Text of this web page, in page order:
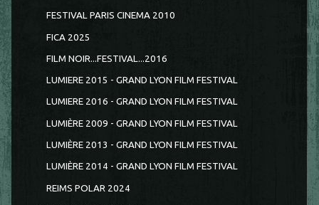
FESTIVAL PARIS CINEMA 2010
FICA 2025
FILM NOIR...FESTIVAL...2016
LUMIERE 2015 - GRAND LYON FILM FESTIVAL
LUMIERE 2016 - GRAND LYON FILM FESTIVAL
LUMIÈRE 2009 - GRAND LYON FILM FESTIVAL
LUMIÈRE 2013 - GRAND LYON FILM FESTIVAL
LUMIÈRE 2014 - GRAND LYON FILM FESTIVAL
REIMS POLAR 2024